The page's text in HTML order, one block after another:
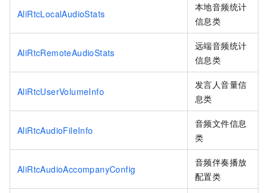
AliRtcLocalAudioStats
本地音频统计
信息类
AliRtcRemoteAudioStats
远端音频统计
信息类
AliRtcUserVolumeInfo
发言人音量信
息类
AliRtcAudioFileInfo
音频文件信息
类
AliRtcAudioAccompanyConfig
音频伴奏播放
配置类